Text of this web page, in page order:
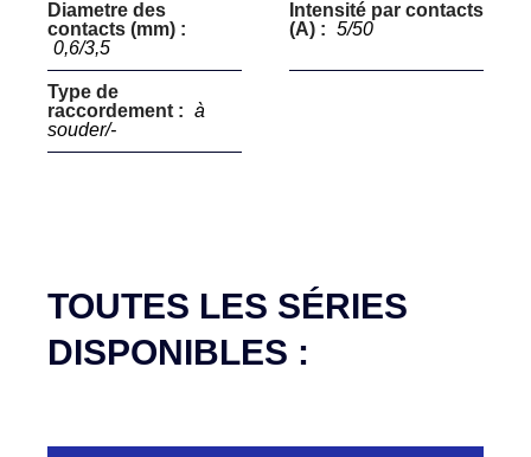
Diametre des
contacts (mm) :
0,6/3,5
Intensité par contacts
(A) : 5/50
Type de
raccordement : à
souder/-
TOUTES LES SÉRIES
DISPONIBLES :